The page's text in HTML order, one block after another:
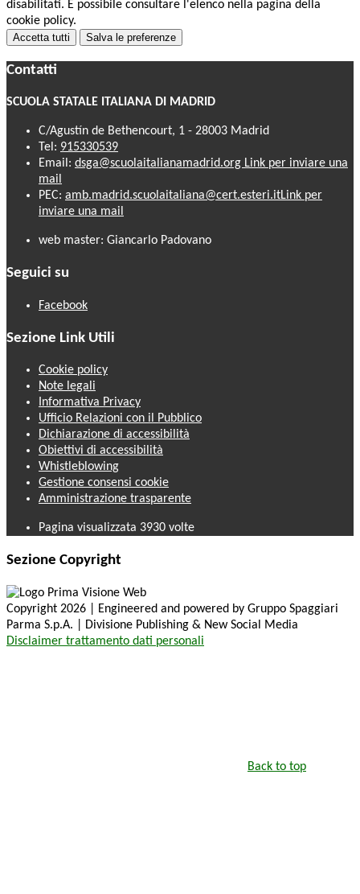
disabilitati. È possibile consultare l'elenco nella pagina della
cookie policy.
Accetta tutti Salva le preferenze
Contatti
SCUOLA STATALE ITALIANA DI MADRID
C/Agustín de Bethencourt, 1 - 28003 Madrid
Tel: 915330539
Email: dsga@scuolaitalianamadrid.org Link per inviare una
mail
PEC: amb.madrid.scuolaitaliana@cert.esteri.itLink per
inviare una mail
web master: Giancarlo Padovano
Seguici su
Facebook
Sezione Link Utili
Cookie policy
Note legali
Informativa Privacy
Ufficio Relazioni con il Pubblico
Dichiarazione di accessibilità
Obiettivi di accessibilità
Whistleblowing
Gestione consensi cookie
Amministrazione trasparente
Pagina visualizzata 3930 volte
Sezione Copyright
Copyright 2026 | Engineered and powered by Gruppo Spaggiari
Parma S.p.A. | Divisione Publishing & New Social Media
Disclaimer trattamento dati personali
Back to top